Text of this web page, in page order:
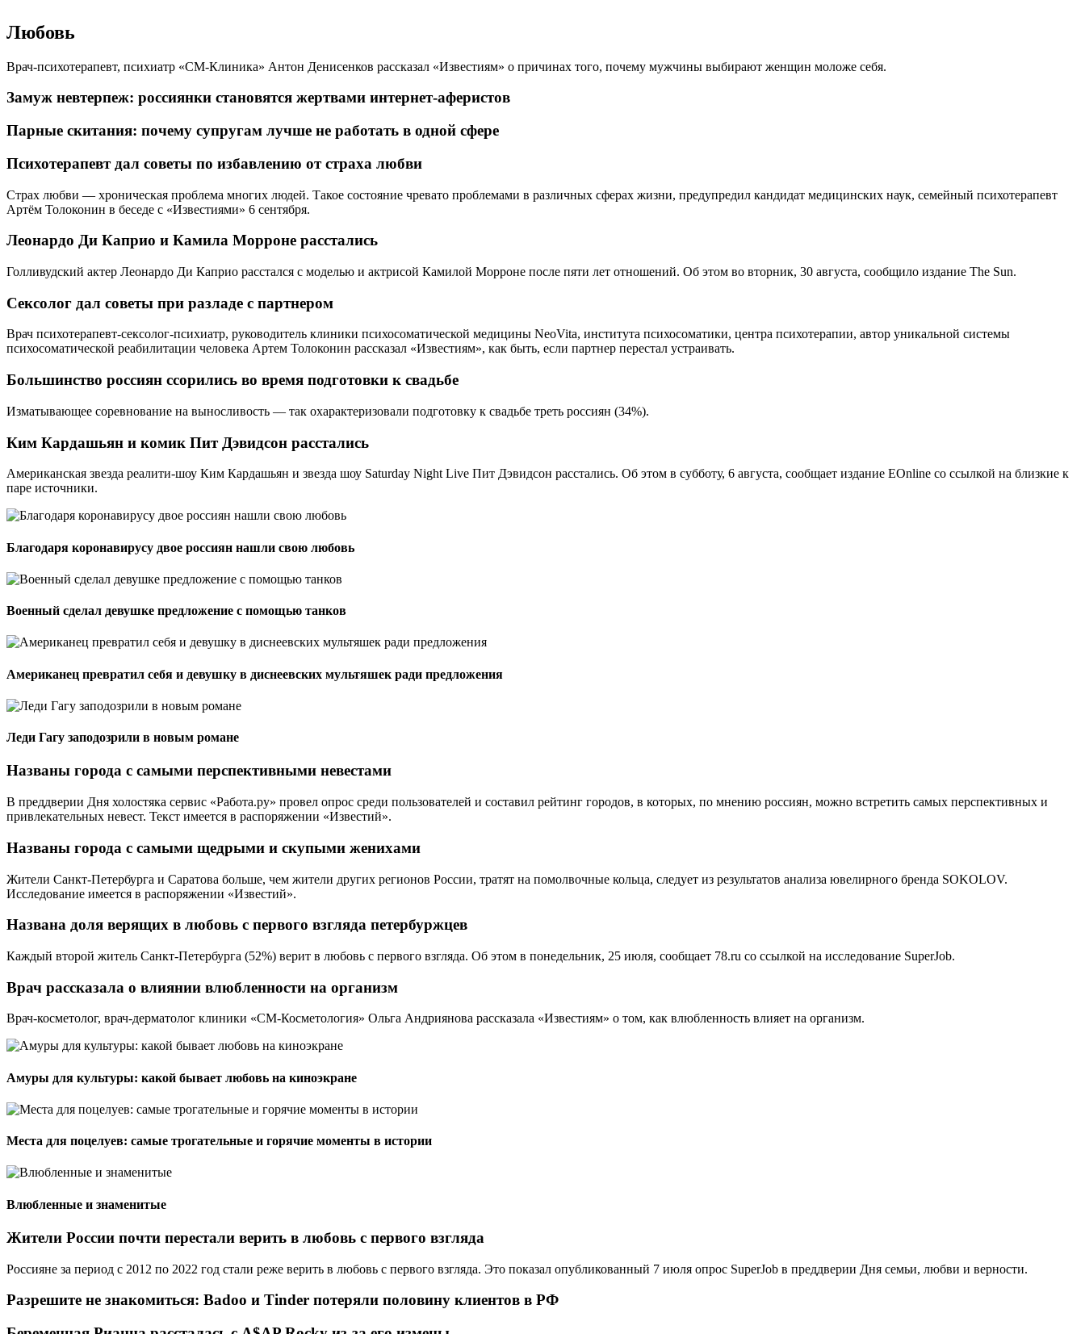
Любовь
Врач-психотерапевт, психиатр «СМ-Клиника» Антон Денисенков рассказал «Известиям» о причинах того, почему мужчины выбирают женщин моложе себя.
Замуж невтерпеж: россиянки становятся жертвами интернет-аферистов
Парные скитания: почему супругам лучше не работать в одной сфере
Психотерапевт дал советы по избавлению от страха любви
Страх любви — хроническая проблема многих людей. Такое состояние чревато проблемами в различных сферах жизни, предупредил кандидат медицинских наук, семейный психотерапевт
Артём Толоконин в беседе с «Известиями» 6 сентября.
Леонардо Ди Каприо и Камила Морроне расстались
Голливудский актер Леонардо Ди Каприо расстался с моделью и актрисой Камилой Морроне после пяти лет отношений. Об этом во вторник, 30 августа, сообщило издание The Sun.
Сексолог дал советы при разладе с партнером
Врач психотерапевт-сексолог-психиатр, руководитель клиники психосоматической медицины NeoVita, института психосоматики, центра психотерапии, автор уникальной системы
психосоматической реабилитации человека Артем Толоконин рассказал «Известиям», как быть, если партнер перестал устраивать.
Большинство россиян ссорились во время подготовки к свадьбе
Изматывающее соревнование на выносливость — так охарактеризовали подготовку к свадьбе треть россиян (34%).
Ким Кардашьян и комик Пит Дэвидсон расстались
Американская звезда реалити-шоу Ким Кардашьян и звезда шоу Saturday Night Live Пит Дэвидсон расстались. Об этом в субботу, 6 августа, сообщает издание EOnline со ссылкой на близкие к
паре источники.
Благодаря коронавирусу двое россиян нашли свою любовь
Военный сделал девушке предложение с помощью танков
Американец превратил себя и девушку в диснеевских мультяшек ради предложения
Леди Гагу заподозрили в новым романе
Названы города с самыми перспективными невестами
В преддверии Дня холостяка сервис «Работа.ру» провел опрос среди пользователей и составил рейтинг городов, в которых, по мнению россиян, можно встретить самых перспективных и
привлекательных невест. Текст имеется в распоряжении «Известий».
Названы города с самыми щедрыми и скупыми женихами
Жители Санкт-Петербурга и Саратова больше, чем жители других регионов России, тратят на помолвочные кольца, следует из результатов анализа ювелирного бренда SOKOLOV.
Исследование имеется в распоряжении «Известий».
Названа доля верящих в любовь с первого взгляда петербуржцев
Каждый второй житель Санкт-Петербурга (52%) верит в любовь с первого взгляда. Об этом в понедельник, 25 июля, сообщает 78.ru со ссылкой на исследование SuperJob.
Врач рассказала о влиянии влюбленности на организм
Врач-косметолог, врач-дерматолог клиники «СМ-Косметология» Ольга Андриянова рассказала «Известиям» о том, как влюбленность влияет на организм.
Амуры для культуры: какой бывает любовь на киноэкране
Места для поцелуев: самые трогательные и горячие моменты в истории
Влюбленные и знаменитые
Жители России почти перестали верить в любовь с первого взгляда
Россияне за период с 2012 по 2022 год стали реже верить в любовь с первого взгляда. Это показал опубликованный 7 июля опрос SuperJob в преддверии Дня семьи, любви и верности.
Разрешите не знакомиться: Badoo и Tinder потеряли половину клиентов в РФ